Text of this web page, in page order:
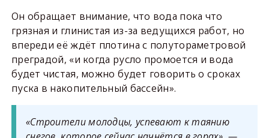
Он обращает внимание, что вода пока что
грязная и глинистая из-за ведущихся работ, но
впереди её ждёт плотина с полутораметровой
преградой, «и когда русло промоется и вода
будет чистая, можно будет говорить о сроках
пуска в накопительный бассейн».
«Строители молодцы, успевают к таянию